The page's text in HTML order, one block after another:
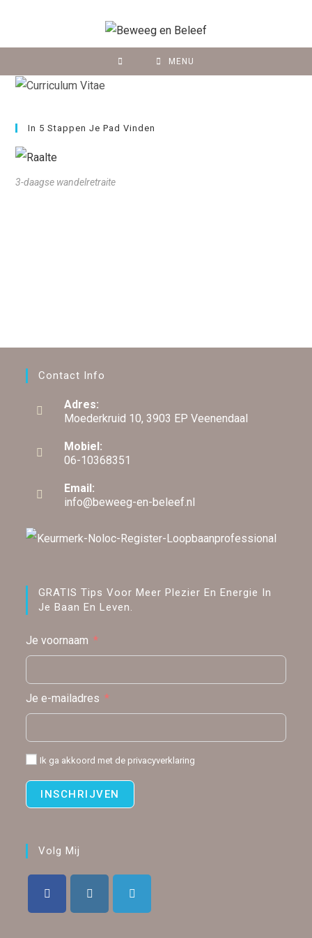
MENU
In 5 Stappen Je Pad Vinden
3-daagse wandelretraite
Contact Info
Adres:
Moederkruid 10, 3903 EP Veenendaal
Mobiel:
06-10368351
Email:
info@beweeg-en-beleef.nl
GRATIS Tips Voor Meer Plezier En Energie In
Je Baan En Leven.
Je voornaam
Je e-mailadres
Ik ga akkoord met de privacyverklaring
INSCHRIJVEN
Volg Mij